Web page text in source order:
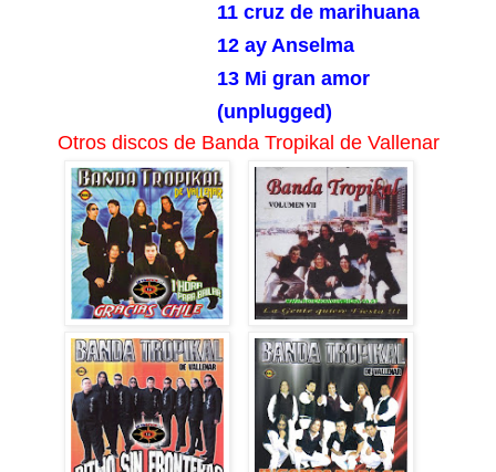
11 cruz de marihuana
12 ay Anselma
13 Mi gran amor
(unplugged)
Otros discos de Banda Tropikal de Vallenar